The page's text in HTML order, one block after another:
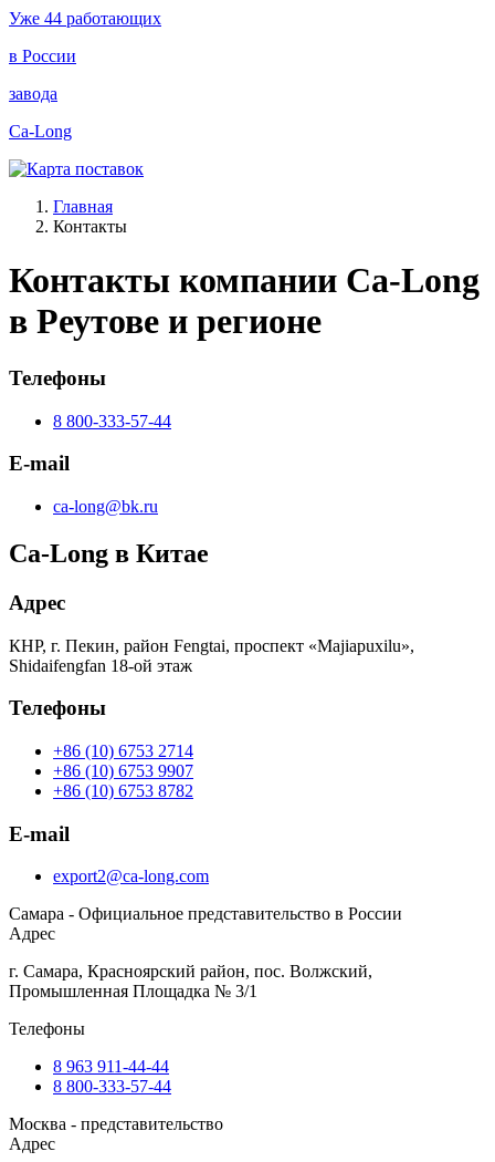
Уже 44 работающих
в России
завода
Ca-Long
Главная
Контакты
Контакты компании Ca-Long
в Реутове и регионе
Телефоны
8 800-333-57-44
E-mail
ca-long@bk.ru
Ca-Long в Китае
Адрес
КНР, г. Пекин, район Fengtai, проспект «Majiapuxilu»,
Shidaifengfan 18-ой этаж
Телефоны
+86 (10) 6753 2714
+86 (10) 6753 9907
+86 (10) 6753 8782
E-mail
export2@ca-long.com
Самара - Официальное представительство в России
Адрес
г. Самара, Красноярский район, пос. Волжский,
Промышленная Площадка № 3/1
Телефоны
8 963 911-44-44
8 800-333-57-44
Москва - представительство
Адрес